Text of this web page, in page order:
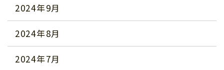
2024年9月
2024年8月
2024年7月